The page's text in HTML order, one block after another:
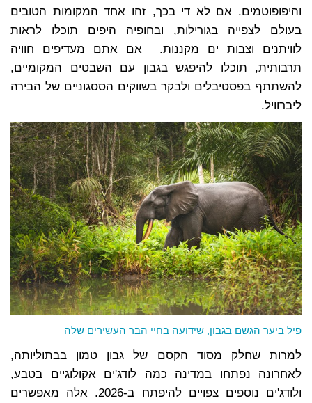
והיפופוטמים. אם לא די בכך, זהו אחד המקומות הטובים
בעולם לצפייה בגורילות, ובחופיה היפים תוכלו לראות
לוויתנים וצבות ים מקננות. אם אתם מעדיפים חוויה
תרבותית, תוכלו להיפגש בגבון עם השבטים המקומיים,
להשתתף בפסטיבלים ולבקר בשווקים הססגוניים של הבירה
ליברוויל.
פיל ביער הגשם בגבון, שידועה בחיי הבר העשירים שלה
למרות שחלק מסוד הקסם של גבון טמון בבתוליותה,
לאחרונה נפתחו במדינה כמה לודג'ים אקולוגיים בטבע,
ולודג'ים נוספים צפויים להיפתח ב-2026. אלה מאפשרים